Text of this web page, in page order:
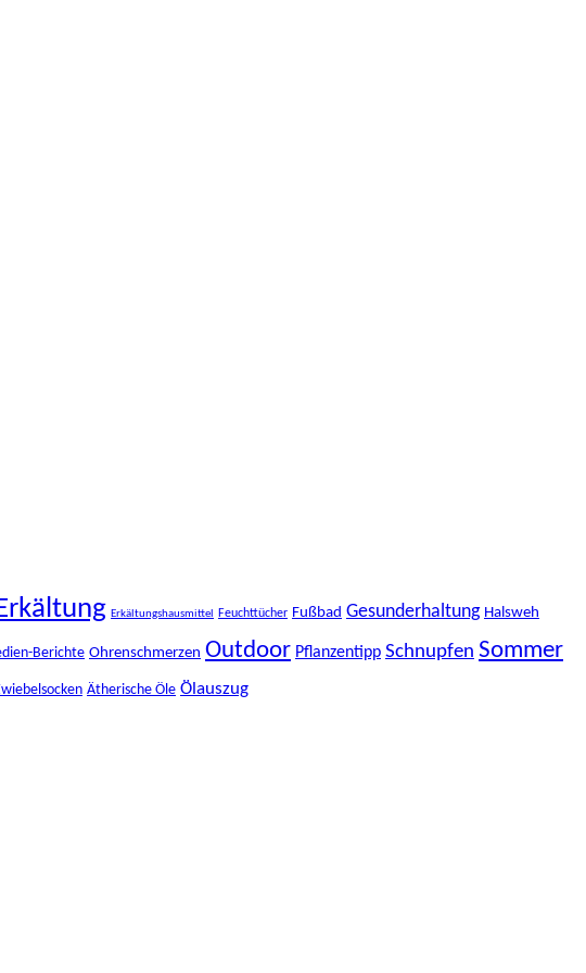
Erkältungshausmittel Feuchttücher Fußbad Gesunderhaltung Halsweh
Berichte Ohrenschmerzen Outdoor Pflanzentipp Schnupfen Sommer
Ätherische Öle Ölauszug